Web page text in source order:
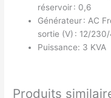
réservoir : 0,6
Générateur : AC
sortie (V) : 12/
Puissance: 3 KVA
Produits